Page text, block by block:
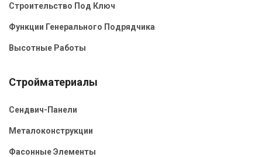
Строительство Под Ключ
Функции Генерального Подрядчика
Высотные Работы
Стройматериалы
Сендвич-Панели
Металоконструкции
Фасонные Элементы